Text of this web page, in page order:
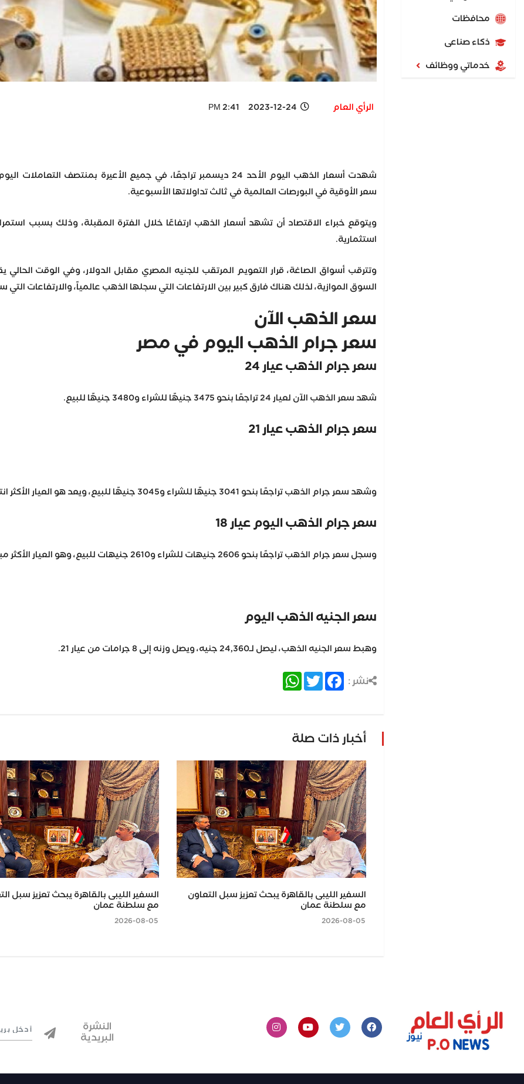
محافظات
ذكاء صناعى
خدماتي ووظائف
الرأي العام 2023-12-24 2:41 PM
شهدت أسعار الذهب اليوم الأحد 24 ديسمبر تراجعًا، في جميع الأعيرة
سعر الأوقية في البورصات العالمية في ثالث تداولاتها الأسبوعية.
ويتوقع خبراء الاقتصاد أن تشهد أسعار الذهب ارتفاعًا خلال الفترة المقبلة، وذلك بسبب
استثمارية.
وتترقب أسواق الصاغة، قرار التعويم المرتقب للجنيه المصري مقابل الدولار، وفي الوقت
السوق الموازية، لذلك هناك فارق كبير بين الارتفاعات التي سجلها الذهب عالمياً، والارتفاعات
سعر الذهب الآن
سعر جرام الذهب اليوم في مصر
سعر جرام الذهب عيار 24
شهد سعر الذهب الآن لعيار 24 تراجعًا بنحو 3475 جنيهًا للشراء و3480 جنيهًا للبيع.
سعر جرام الذهب عيار 21
وشهد سعر جرام الذهب تراجعًا بنحو 3041 جنيهًا للشراء و3045 جنيهًا للبيع، ويعد هو العيار الأكثر انتشارًا في مصر.
سعر جرام الذهب اليوم عيار 18
وسجل سعر جرام الذهب تراجعًا بنحو 2606 جنيهات للشراء و2610 جنيهات للبيع، وهو العيار الأكثر مبيعًا بالوجه البحري.
سعر الجنيه الذهب اليوم
وهبط سعر الجنيه الذهب، ليصل لـ24,360 جنيه، ويصل وزنه إلى 8 جرامات من عيار 21.
نشر : Facebook
Twitter
WhatsApp
أخبار ذات صلة
السفير الليبى بالقاهرة يبحث تعزيز سبل التعاون
مع سلطنة عمان
السفير الليبى بالقاهرة يبحث تعزيز سبل
مع سلطنة عمان
2026-08-05
النشرة
البريدية